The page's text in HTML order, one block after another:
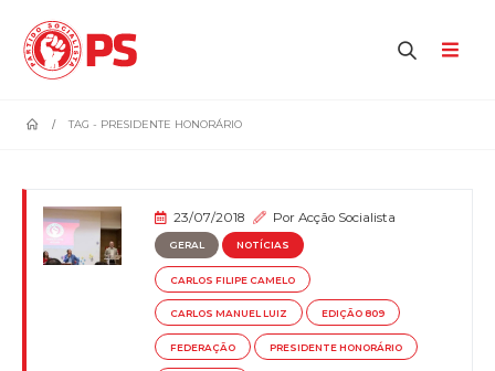
TAG - PRESIDENTE HONORÁRIO
23/07/2018 PorAcção Socialista
GERAL NOTÍCIAS
CARLOS FILIPE CAMELO
CARLOS MANUEL LUIZ EDIÇÃO 809
FEDERAÇÃO PRESIDENTE HONORÁRIO